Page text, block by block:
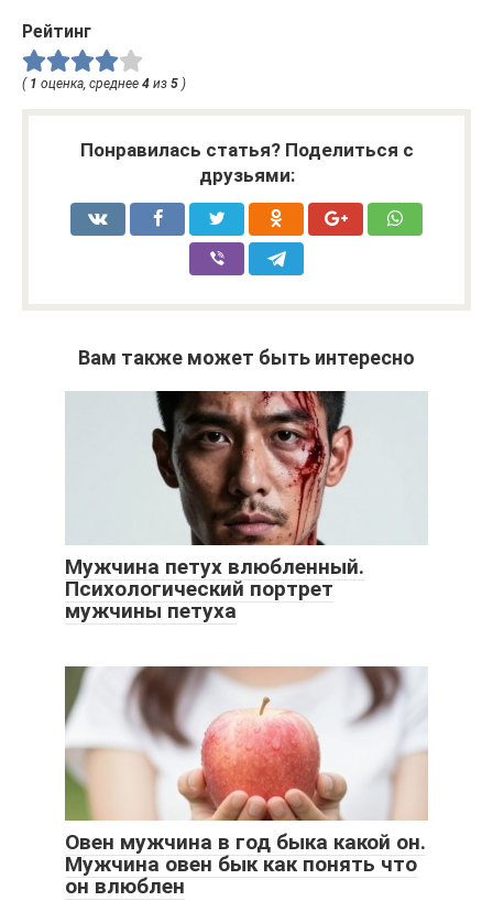
Рейтинг
( 1 оценка, среднее 4 из 5 )
Понравилась статья? Поделиться с
друзьями:
Вам также может быть интересно
Мужчина петух влюбленный.
Психологический портрет
мужчины петуха
Овен мужчина в год быка какой он.
Мужчина овен бык как понять что
он влюблен